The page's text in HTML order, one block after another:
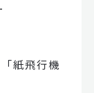
紙飛行機